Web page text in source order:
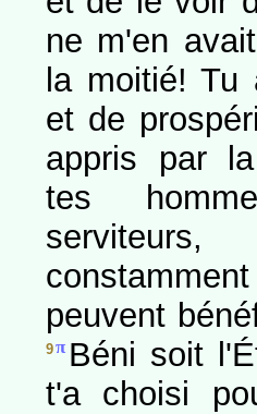
ne m'en
la moitié!
et de
appris par
tes
peuvent
9π Béni soit
t'a choisi